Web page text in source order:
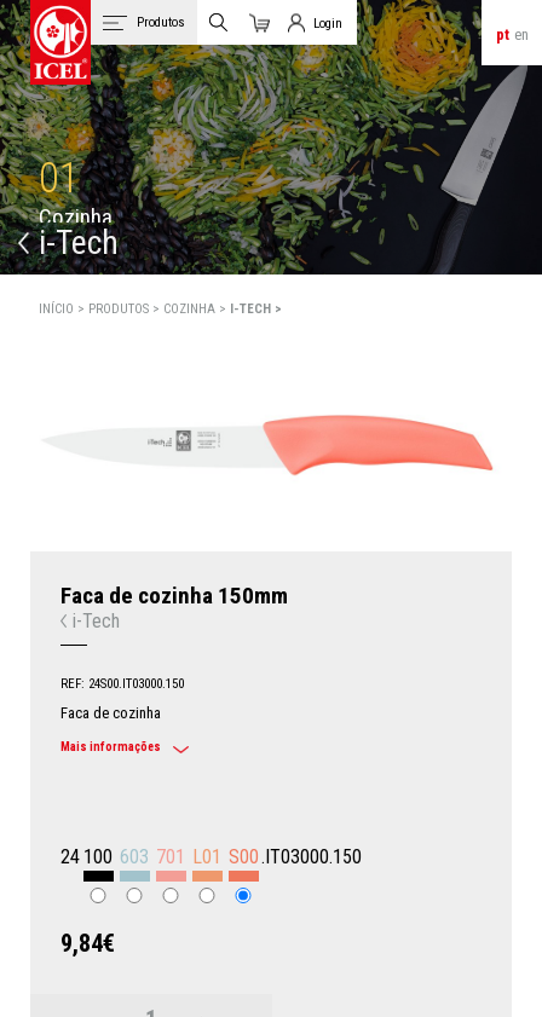
pt en
Produtos
Carrinho
Login
Login de Clientes
01
Cozinha
i-Tech
INÍCIO > PRODUTOS > COZINHA > I-TECH >
Faca de cozinha 150mm
i-Tech
REF: 24S00.IT03000.150
Faca de cozinha
Mais informações
24 100 603 701 L01 S00.IT03000.150
9,84€